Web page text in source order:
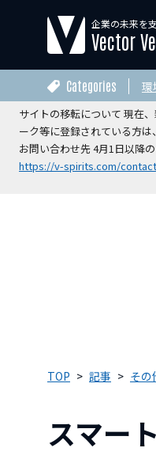
【運営会社変
2026年4月1日をもちまして
V-Spirits総合研究所株式会社
サイトの移転について 現在
ーク等に登録されている方は
お問い合わせ先 4月1日以降
https://v-spirits.com/
企業の未来を
Vector
Categories 環
TOP 記事 その
スマー